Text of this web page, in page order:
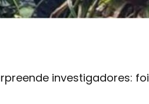
investigadores: foi